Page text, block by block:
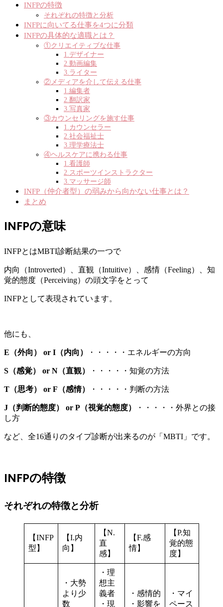
INFPの特徴
それぞれの特徴と分析
INFPに向いてる仕事を4つに分類
INFPの具体的な適職とは？
①クリエイティブな仕事
1.デザイナー
2.動画編集
3.ライター
②メディアを介して伝える仕事
1.編集者
2.翻訳家
3.写真家
③カウンセリングを施す仕事
1.カウンセラー
2.社会福祉士
3.理学療法士
④ヘルスケアに携わる仕事
1.看護師
2.スポーツインストラクター
3.マッサージ師
INFP（仲介者型）の弱みから向かない仕事とは？
まとめ
INFPの意味
INFPとはMBTI診断結果の一つで
内向（Introverted）、直観（Intuitive）、感情（Feeling）、知
覚的態度（Perceiving）の頭文字をとって
INFPとして表現されています。
他にも、
E（外向） or I（内向） ・・・・・エネルギーの方向
S（感覚） or N（直観） ・・・・・知覚の方法
T（思考） or F（感情） ・・・・・判断の方法
J（判断的態度） or P（視覚的態度）
・・・・・外界との接
し方
など、全16通りのタイプ診断が出来るのが「MBTI」です。
INFPの特徴
それぞれの特徴と分析
【INFP
型】
【I.内
向】
【N.
直
感】
【F.感
情】
【P.知
覚的態
度】
・大勢
より少
数
・理
想主
義者
・現
・感情的
・影響を
・マイ
ペース